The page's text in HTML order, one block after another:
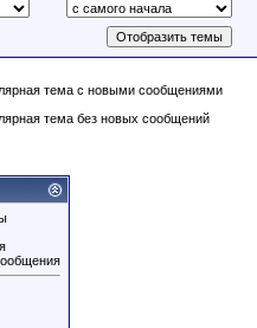
тема с новыми сообщениями
тема без новых сообщений